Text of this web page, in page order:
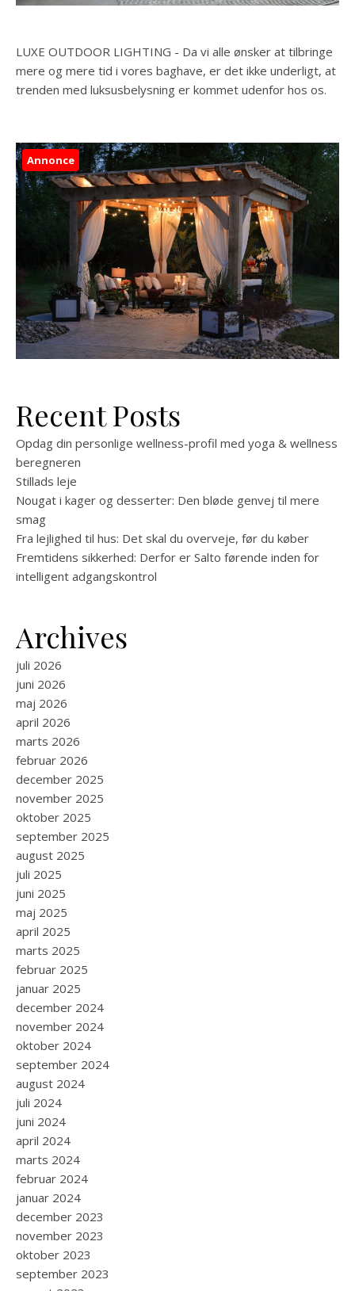
LUXE OUTDOOR LIGHTING - Da vi alle ønsker at tilbringe
mere og mere tid i vores baghave, er det ikke underligt, at
trenden med luksusbelysning er kommet udenfor hos os.
Annonce
Recent Posts
Opdag din personlige wellness-profil med yoga & wellness
beregneren
Stillads leje
Nougat i kager og desserter: Den bløde genvej til mere
smag
Fra lejlighed til hus: Det skal du overveje, før du køber
Fremtidens sikkerhed: Derfor er Salto førende inden for
intelligent adgangskontrol
Archives
juli 2026
juni 2026
maj 2026
april 2026
marts 2026
februar 2026
december 2025
november 2025
oktober 2025
september 2025
august 2025
juli 2025
juni 2025
maj 2025
april 2025
marts 2025
februar 2025
januar 2025
december 2024
november 2024
oktober 2024
september 2024
august 2024
juli 2024
juni 2024
april 2024
marts 2024
februar 2024
januar 2024
december 2023
november 2023
oktober 2023
september 2023